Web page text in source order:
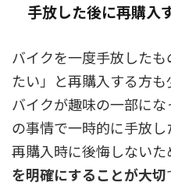
手放した後に再購入
バイクを一度手放した
たい」と再購入する方も
バイクが趣味の一部に
の事情で一時的に手放し
再購入時に後悔しないた
を明確にすることが大切